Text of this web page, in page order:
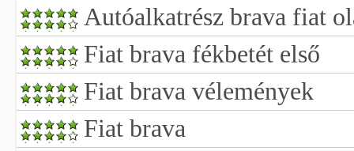
Autóalkatrész brava fiat
Fiat brava fékbetét első
Fiat brava vélemények
Fiat brava